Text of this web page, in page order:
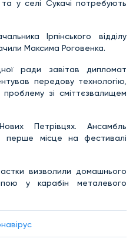
та у селі Сукачі потребують
Ірпінського відділу
Максима Роговенка.
ради завітав дипломат
передову технологію,
зі сміттєзвалищем
Петрівцях. Ансамбль
перше місце на фестивалі
визволили домашнього
у карабін металевого